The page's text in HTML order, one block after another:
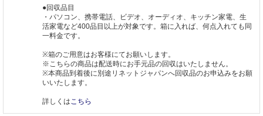
●回収品目
・パソコン、携帯電話、ビデオ、オーディオ、キッチン家電、生
活家電など400品目以上が対象です。箱に入れば、何点入れても同
一料金です。
※箱のご用意はお客様にてお願いします。
※こちらの商品は配送時にお手元品の回収はいたしません。
※本商品到着後に別途リネットジャパンへ回収品のお申込みをお願
いいたします。
詳しくはこちら